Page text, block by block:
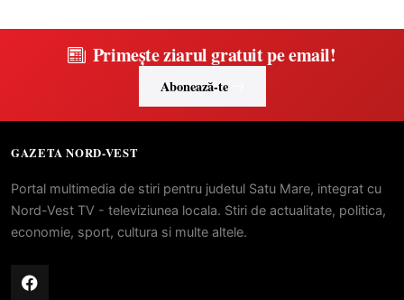
Primește ziarul gratuit pe email!
Abonează-te
GAZETA NORD-VEST
Portal multimedia de stiri pentru judetul Satu Mare, integrat cu
Nord-Vest TV - televiziunea locala. Stiri de actualitate, politica,
economie, sport, cultura si multe altele.